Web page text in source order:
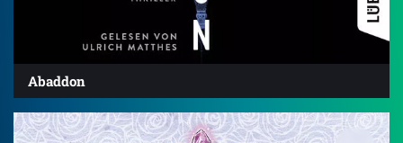
Abaddon